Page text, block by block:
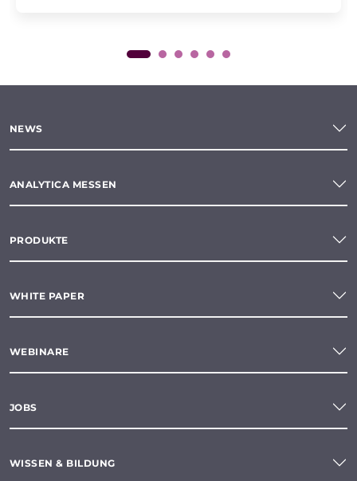
NEWS
ANALYTICA MESSEN
PRODUKTE
WHITE PAPER
WEBINARE
JOBS
WISSEN & BILDUNG